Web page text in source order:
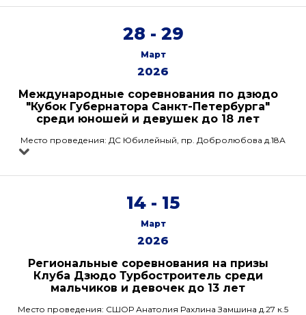
28 - 29
Март
2026
Международные соревнования по дзюдо
"Кубок Губернатора Санкт-Петербурга"
среди юношей и девушек до 18 лет
Место проведения: ДС Юбилейный, пр. Добролюбова д.18А
14 - 15
Март
2026
Региональные соревнования на призы
Клуба Дзюдо Турбостроитель среди
мальчиков и девочек до 13 лет
Место проведения: СШОР Анатолия Рахлина Замшина д.27 к.5